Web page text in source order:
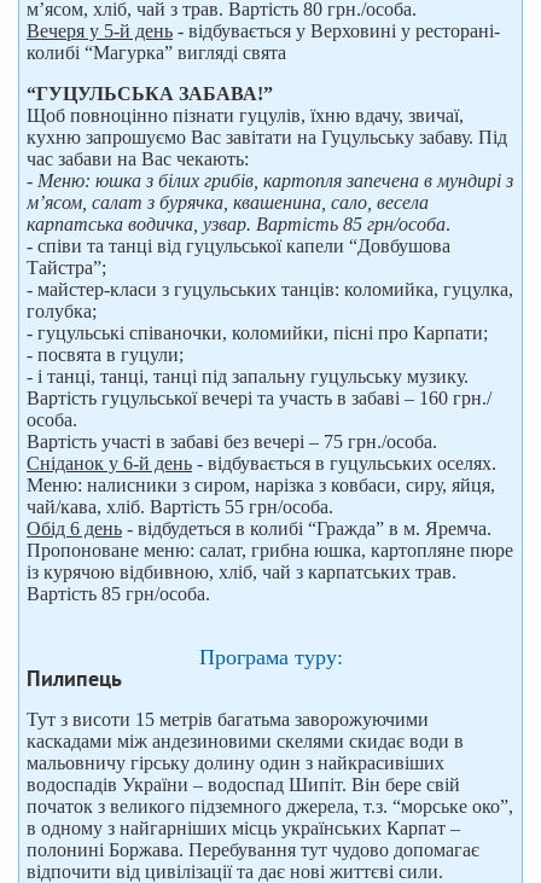
м’ясом, хліб, чай з трав. Вартість 80 грн./особа.
Вечеря у 5-й день - відбувається у Верховині у ресторані-
колибі “Магурка” вигляді свята
“ГУЦУЛЬСЬКА ЗАБАВА!”
Щоб повноцінно пізнати гуцулів, їхню вдачу, звичаї,
кухню запрошуємо Вас завітати на Гуцульську забаву. Під
час забави на Вас чекають:
- Меню: юшка з білих грибів, картопля запечена в мундирі з
м’ясом, салат з бурячка, квашенина, сало, весела
карпатська водичка, узвар. Вартість 85 грн/особа.
- співи та танці від гуцульської капели “Довбушова
Тайстра”;
- майстер-класи з гуцульських танців: коломийка, гуцулка,
голубка;
- гуцульські співаночки, коломийки, пісні про Карпати;
- посвята в гуцули;
- і танці, танці, танці під запальну гуцульську музику.
Вартість гуцульської вечері та участь в забаві – 160 грн./
особа.
Вартість участі в забаві без вечері – 75 грн./особа.
Сніданок у 6-й день - відбувається в гуцульських оселях.
Меню: налисники з сиром, нарізка з ковбаси, сиру, яйця,
чай/кава, хліб. Вартість 55 грн/особа.
Обід 6 день - відбудеться в колибі “Гражда” в м. Яремча.
Пропоноване меню: салат, грибна юшка, картопляне пюре
із курячою відбивною, хліб, чай з карпатських трав.
Вартість 85 грн/особа.
Програма туру:
Пилипець
Тут з висоти 15 метрів багатьма заворожуючими
каскадами між андезиновими скелями скидає води в
мальовничу гірську долину один з найкрасивіших
водоспадів України – водоспад Шипіт. Він бере свій
початок з великого підземного джерела, т.з. “морське око”,
в одному з найгарніших місць українських Карпат –
полонині Боржава. Перебування тут чудово допомагає
відпочити від цивілізації та дає нові життєві сили.